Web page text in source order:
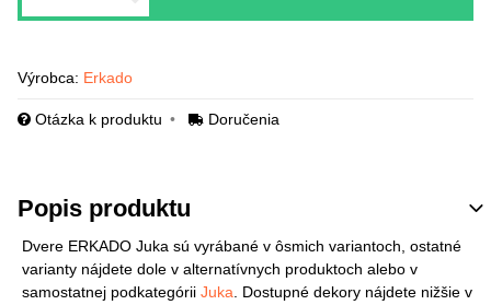
Výrobca: Erkado
Otázka k produktu Doručenia
Popis produktu
Dvere ERKADO Juka sú vyrábané v ôsmich variantoch, ostatné
varianty nájdete dole v alternatívnych produktoch alebo v
samostatnej podkategórii Juka . Dostupné dekory nájdete nižšie v